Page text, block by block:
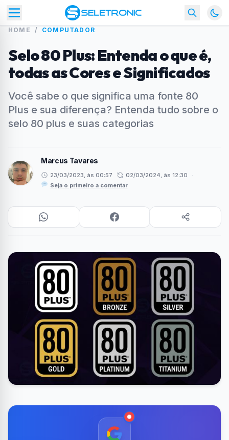
HOME / COMPUTADOR
Selo 80 Plus: Entenda o que é,
todas as Cores e Significados
Você sabe o que significa uma fonte 80
Plus e sua diferença? Entenda tudo sobre o
selo 80 plus e suas categorias
Marcus Tavares
23/03/2023, às 00:57 02/03/2024, às 12:30
·
Seja o primeiro a comentar